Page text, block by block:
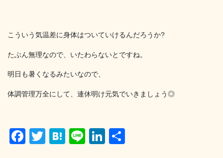
こういう気温差に身体はついていけるんだろうか?
たぶん無理なので、いたわらないとですね。
明日も暑くなるみたいなので、
体調管理万全にして、連休明け元気でいきましょう◎
F
T
H
Li
Li